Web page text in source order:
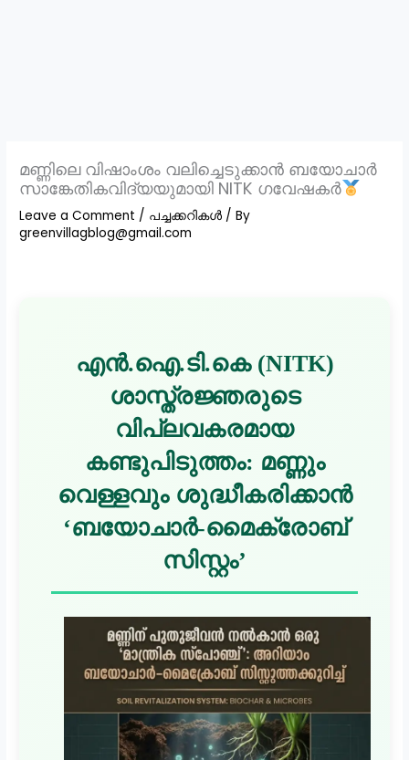
മണ്ണിലെ വിഷാംശം വലിച്ചെടുക്കാൻ ബയോചാർ
സാങ്കേതികവിദ്യയുമായി NITK ഗവേഷകർ
Leave a Comment / പച്ചക്കറികൾ / By
greenvillagblog@gmail.com
എൻ.ഐ.ടി.കെ (NITK)
ശാസ്ത്രജ്ഞരുടെ
വിപ്ലവകരമായ
കണ്ടുപിടുത്തം: മണ്ണും
വെള്ളവും ശുദ്ധീകരിക്കാൻ
‘ബയോചാർ-മൈക്രോബ്
സിസ്റ്റം’